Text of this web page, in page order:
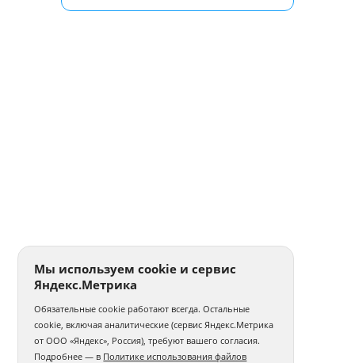
Мы используем cookie и сервис
Яндекс.Метрика
Обязательные cookie работают всегда. Остальные
cookie, включая аналитические (сервис Яндекс.Метрика
от ООО «Яндекс», Россия), требуют вашего согласия.
Подробнее — в Политике использования файлов